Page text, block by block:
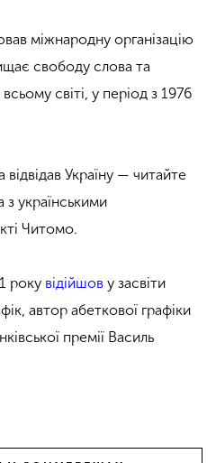
міжнародну організацію
свободу слова та
світі, у період з 1976
Україну — читайте
з українськими
Читомо.
року відійшов у засвіти
автор абеткової графіки
премії Василь